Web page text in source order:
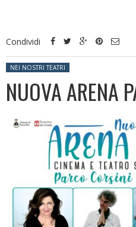
Condividi
Posted in:
NEI NOSTRI TEATRI
NUOVA ARENA